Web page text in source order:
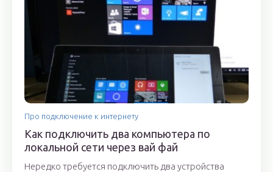
Про подключение к интернету
Как подключить два компьютера по
локальной сети через вай фай
Нередко требуется подключить два устройства